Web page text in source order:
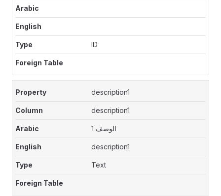
ID
description1
description1
الوصف 1
description1
Text